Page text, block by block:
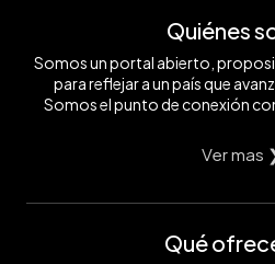
Quiénes
Somos un portal abierto,
para reflejar a un país que
Somos el punto de conexión
Ver mas
Qué